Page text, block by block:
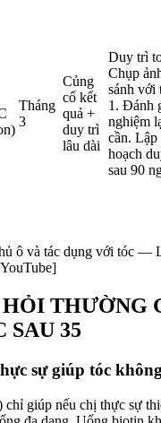
Tháng
3
Củng
cố kết
quả +
duy trì
lâu dài
Duy trì
Chụp
sánh với
1. Đánh
nghiệm
cần. Lập
hoạch
sau 90
ô và tác dụng với tóc —
HỎI THƯỜNG
SAU 35
sự giúp tóc
giúp nếu chị thực sự